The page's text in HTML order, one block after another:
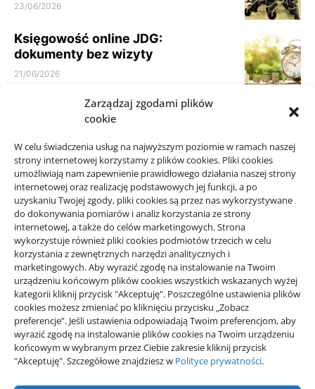
Zarządzaj zgodami plików
cookie
W celu świadczenia usług na najwyższym poziomie w ramach naszej
strony internetowej korzystamy z plików cookies. Pliki cookies
umożliwiają nam zapewnienie prawidłowego działania naszej strony
internetowej oraz realizację podstawowych jej funkcji, a po
uzyskaniu Twojej zgody, pliki cookies są przez nas wykorzystywane
do dokonywania pomiarów i analiz korzystania ze strony
internetowej, a także do celów marketingowych. Strona
wykorzystuje również pliki cookies podmiotów trzecich w celu
korzystania z zewnętrznych narzędzi analitycznych i
marketingowych. Aby wyrazić zgodę na instalowanie na Twoim
urządzeniu końcowym plików cookies wszystkich wskazanych wyżej
kategorii kliknij przycisk "Akceptuję". Poszczególne ustawienia plików
cookies możesz zmieniać po kliknięciu przycisku „Zobacz
preferencje”. Jeśli ustawienia odpowiadają Twoim preferencjom, aby
wyrazić zgodę na instalowanie plików cookies na Twoim urządzeniu
końcowym w wybranym przez Ciebie zakresie kliknij przycisk
"Akceptuję". Szczegółowe znajdziesz w Polityce prywatności.
23/06/2026
Księgowość online JDG:
dokumenty bez wizyty
21/06/2026
Parkiet do domu do spokojnego
wnętrza: jak nie kierować się
10/06/2026
Projekty domów Rzeszów
wizytówki nap